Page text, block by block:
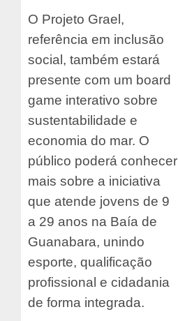
O Projeto Grael,
referência em inclusão
social, também estará
presente com um board
game interativo sobre
sustentabilidade e
economia do mar. O
público poderá conhecer
mais sobre a iniciativa
que atende jovens de 9
a 29 anos na Baía de
Guanabara, unindo
esporte, qualificação
profissional e cidadania
de forma integrada.